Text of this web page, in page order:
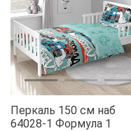
Перкаль 150 см наб
64028-1 Формула 1